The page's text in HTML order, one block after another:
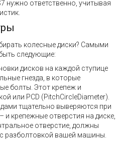
нужно ответственно, учитывая
колесные диски? Самыми
следующие:
дисков на каждой ступице
гнезда, в которые
болты. Этот крепеж и
или PCD (PitchCircleDiameter).
тщательно выверяются при
и крепежные отверстия на диске,
отверстие, должны
разболтовкой вашей машины.